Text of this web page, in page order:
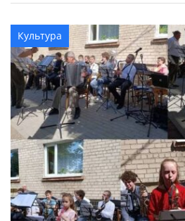
Культура